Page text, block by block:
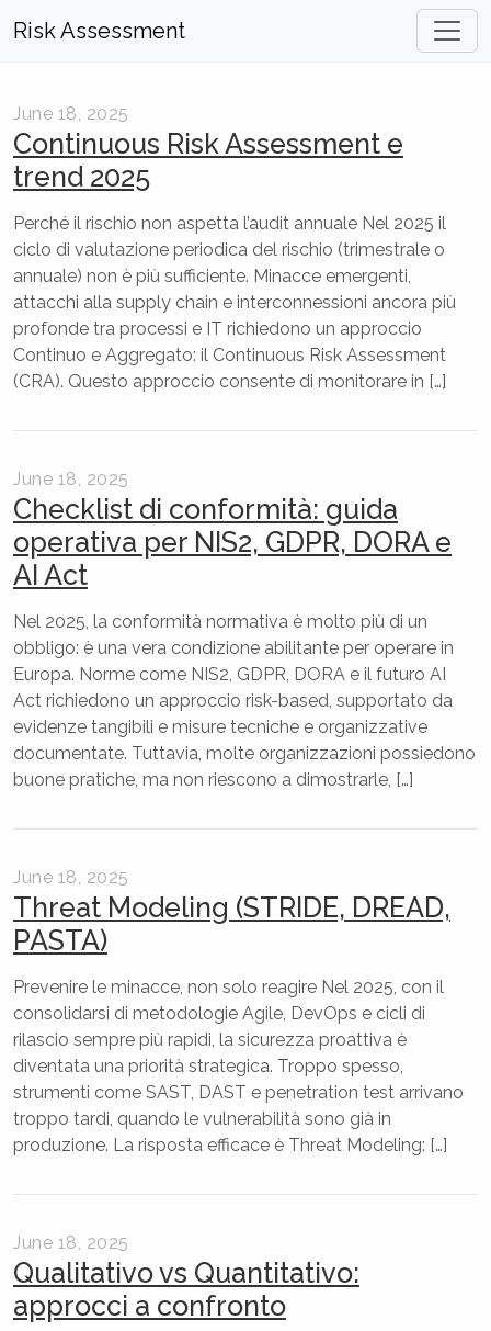
Risk Assessment
June 18, 2025
Continuous Risk Assessment e
trend 2025
Perché il rischio non aspetta l’audit annuale Nel 2025 il
ciclo di valutazione periodica del rischio (trimestrale o
annuale) non è più sufficiente. Minacce emergenti,
attacchi alla supply chain e interconnessioni ancora più
profonde tra processi e IT richiedono un approccio
Continuo e Aggregato: il Continuous Risk Assessment
(CRA). Questo approccio consente di monitorare in […]
June 18, 2025
Checklist di conformità: guida
operativa per NIS2, GDPR, DORA e
AI Act
Nel 2025, la conformità normativa è molto più di un
obbligo: è una vera condizione abilitante per operare in
Europa. Norme come NIS2, GDPR, DORA e il futuro AI
Act richiedono un approccio risk-based, supportato da
evidenze tangibili e misure tecniche e organizzative
documentate. Tuttavia, molte organizzazioni possiedono
buone pratiche, ma non riescono a dimostrarle, […]
June 18, 2025
Threat Modeling (STRIDE, DREAD,
PASTA)
Prevenire le minacce, non solo reagire Nel 2025, con il
consolidarsi di metodologie Agile, DevOps e cicli di
rilascio sempre più rapidi, la sicurezza proattiva è
diventata una priorità strategica. Troppo spesso,
strumenti come SAST, DAST e penetration test arrivano
troppo tardi, quando le vulnerabilità sono già in
produzione. La risposta efficace è Threat Modeling: […]
June 18, 2025
Qualitativo vs Quantitativo:
approcci a confronto